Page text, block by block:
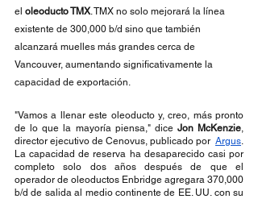
el oleoducto TMX. TMX no solo mejorará la línea
existente de 300,000 b/d sino que también
alcanzará muelles más grandes cerca de
Vancouver, aumentando significativamente la
capacidad de exportación.
"Vamos a llenar este oleoducto y, creo, más pronto
de lo que la mayoría piensa," dice Jon McKenzie,
director ejecutivo de Cenovus, publicado por Argus.
La capacidad de reserva ha desaparecido casi por
completo solo dos años después de que el
operador de oleoductos Enbridge agregara 370,000
b/d de salida al medio continente de EE. UU. con su